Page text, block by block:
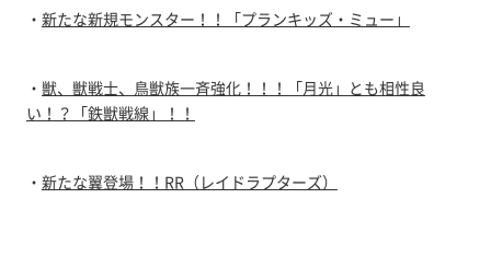
・ 新たな新規モンスター！！「プランキッズ・ミュー」
・ 獣、獣戦士、鳥獣族一斉強化！！！「月光」とも相性良
い！？「鉄獣戦線」！！
・ 新たな翼登場！！RR（レイドラプターズ）